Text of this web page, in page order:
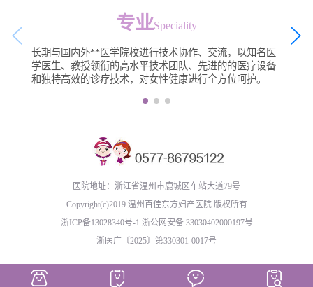
专业Speciality
长期与国内外**医学院校进行技术协作、交流，以知名医
学医生、教授领衔的高水平技术团队、先进的的医疗设备
和独特高效的诊疗技术，对女性健康进行全方位呵护。
医院地址：浙江省温州市鹿城区车站大道79号
Copyright(c)2019 温州百佳东方妇产医院 版权所有
浙ICP备13028340号-1 浙公网安备 33030402000197号
浙医广〔2025〕第330301-0017号